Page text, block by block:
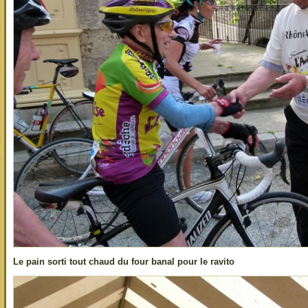
Le pain sorti tout chaud du four banal pour le ravito